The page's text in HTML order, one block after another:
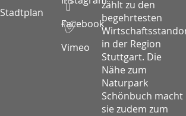
Stadtplan
Facebook
Vimeo
zählt zu den
begehrtesten
in der Region
Stuttgart. Die
Nähe zum
Naturpark
Schönbuch macht
sie zudem zum